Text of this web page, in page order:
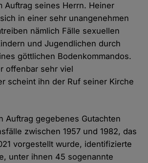
Auftrag seines Herrn. Heiner
in einer sehr unangenehmen
nämlich Fälle sexuellen
und Jugendlichen durch
göttlichen Bodenkommandos.
offenbar sehr viel
scheint ihn der Ruf seiner Kirche
Auftrag gegebenes Gutachten
zwischen 1957 und 1982, das
vorgestellt wurde, identifizierte
unter ihnen 45 sogenannte